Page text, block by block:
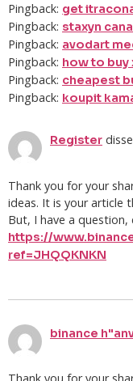
Pingback: get
Pingback: staxyn
Pingback: avodart
Pingback: how to buy
Pingback: cheapest
Pingback: koupit
Register
Thank you for your
ideas. It is your article
But, I have a question,
https://
ref=JHQQKNKN
binance